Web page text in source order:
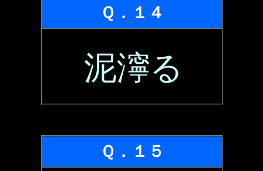
Ｑ．１４
泥濘る
Ｑ．１５